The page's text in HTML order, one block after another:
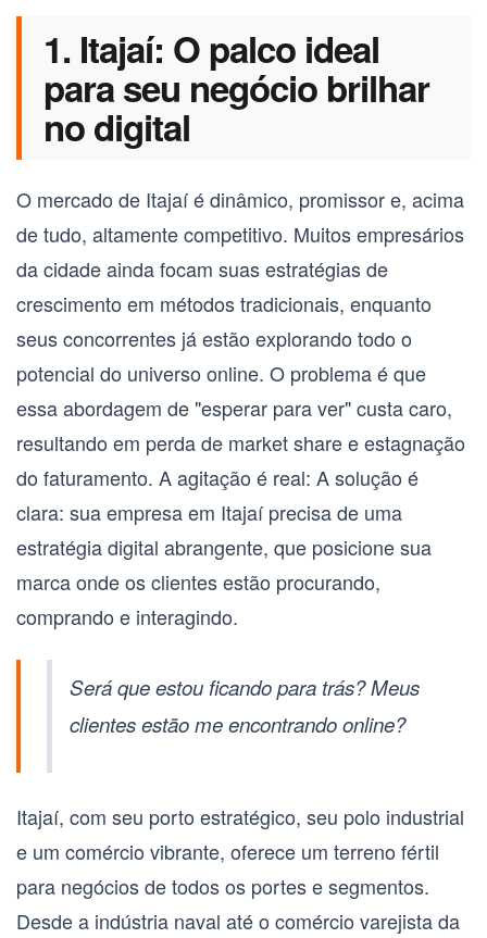
1. Itajaí: O palco ideal
para seu negócio brilhar
no digital
O mercado de Itajaí é dinâmico, promissor e, acima
de tudo, altamente competitivo. Muitos empresários
da cidade ainda focam suas estratégias de
crescimento em métodos tradicionais, enquanto
seus concorrentes já estão explorando todo o
potencial do universo online. O problema é que
essa abordagem de "esperar para ver" custa caro,
resultando em perda de market share e estagnação
do faturamento. A agitação é real: A solução é
clara: sua empresa em Itajaí precisa de uma
estratégia digital abrangente, que posicione sua
marca onde os clientes estão procurando,
comprando e interagindo.
Será que estou ficando para trás? Meus
clientes estão me encontrando online?
Itajaí, com seu porto estratégico, seu polo industrial
e um comércio vibrante, oferece um terreno fértil
para negócios de todos os portes e segmentos.
Desde a indústria naval até o comércio varejista da